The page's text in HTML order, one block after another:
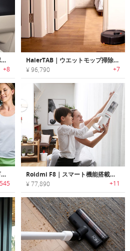
OATSBASF｜狭い隙間に届くポータブルワイヤレスバキュームクリーナー「オーツバスフ」
+8
HaierTAB｜ウエットモップ掃除もできるロボット掃除機「ハイアールTAB」
¥ 96,790 +7
Hydroshot｜手軽に持ち運び可能なポータブルジェットクリーナー Roidmi F8｜スマート機能搭載パワフルコードレス掃除機「ロイミF8」
¥ 77,890 +11